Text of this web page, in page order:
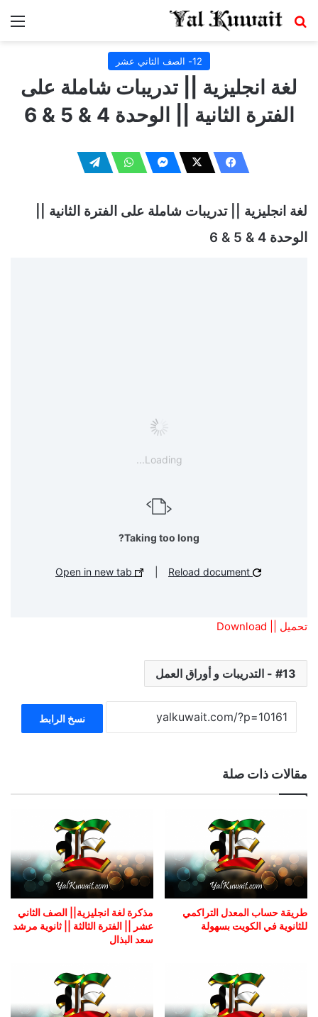
بحث عن
12- الصف الثاني عشر
لغة انجليزية || تدريبات شاملة على
الفترة الثانية || الوحدة 4 & 5 & 6
لغة انجليزية || تدريبات شاملة على الفترة الثانية ||
الوحدة 4 & 5 & 6
Loading...
Taking too long?
تحميل || Download
13 - التدريبات و أوراق العمل
نسخ الرابط
مقالات ذات صلة
طريقة حساب المعدل التراكمي
للثانوية في الكويت بسهولة
مذكرة لغة انجليزية|| الصف الثاني
عشر || الفترة الثالثة || ثانوية مرشد
سعد البذال